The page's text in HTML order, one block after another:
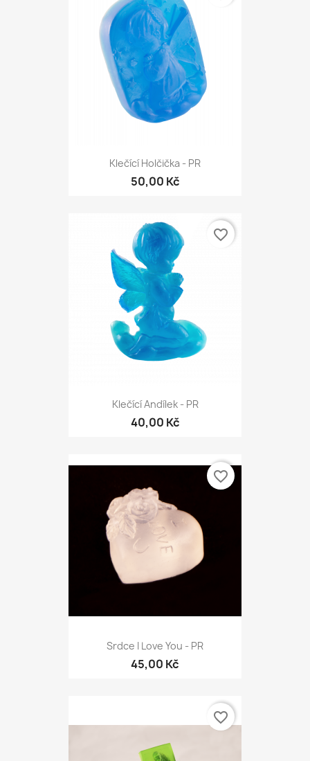
Klečící Holčička - PR
50,00 Kč
Klečící Andílek - PR
40,00 Kč
favorite_border
Srdce I Love You - PR
45,00 Kč
favorite_border
favorite_border